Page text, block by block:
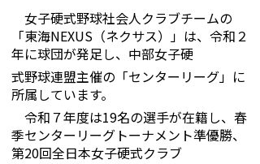
女子硬式野球社会人クラブチームの
「東海NEXUS（ネクサス）」は、令和２
年に球団が発足し、中部女子硬
式野球連盟主催の「センターリーグ」に
所属しています。
令和７年度は19名の選手が在籍し、春
季センターリーグトーナメント準優勝、
第20回全日本女子硬式クラブ